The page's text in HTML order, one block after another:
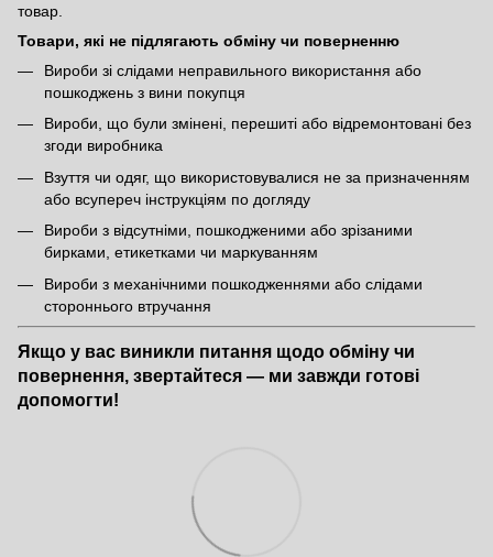
товар.
Товари, які не підлягають обміну чи поверненню
Вироби зі слідами неправильного використання або
пошкоджень з вини покупця
Вироби, що були змінені, перешиті або відремонтовані без
згоди виробника
Взуття чи одяг, що використовувалися не за призначенням
або всупереч інструкціям по догляду
Вироби з відсутніми, пошкодженими або зрізаними
бирками, етикетками чи маркуванням
Вироби з механічними пошкодженнями або слідами
стороннього втручання
Якщо у вас виникли питання щодо обміну чи
повернення, звертайтеся — ми завжди готові
допомогти!